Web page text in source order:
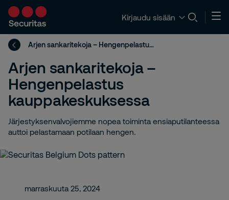
Kirjaudu sisään
Arjen sankaritekoja – Hengenpelastus kauppakeskuksessa
Arjen sankaritekoja –
Hengenpelastus
kauppakeskuksessa
Järjestyksenvalvojiemme nopea toiminta ensiaputilanteessa
auttoi pelastamaan potilaan hengen.
marraskuuta 25, 2024